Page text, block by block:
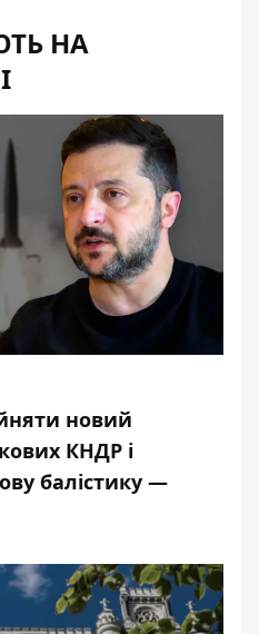
НА
новий
КНДР і
балістику —